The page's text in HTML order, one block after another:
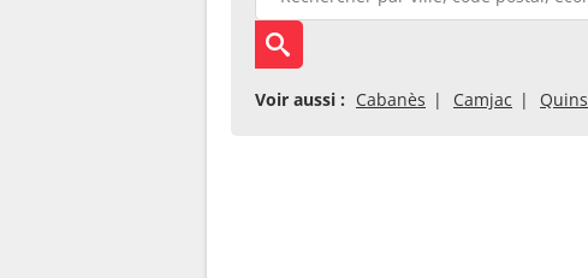
Voir aussi : Cabanès Camjac Quins